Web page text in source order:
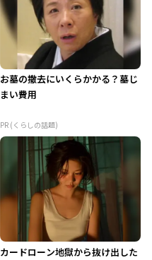
お墓の撤去にいくらかかる？墓じ
まい費用
PR (くらしの話題)
カードローン地獄から抜け出した